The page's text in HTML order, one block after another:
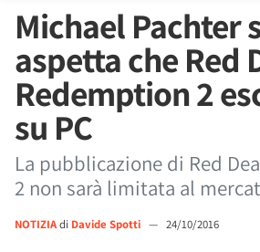
Michael Pachter
aspetta che Red
Redemption 2
su PC
La pubblicazione di Red
2 non sarà limitata al
NOTIZIAdi Davide Spotti — 24/10/2016